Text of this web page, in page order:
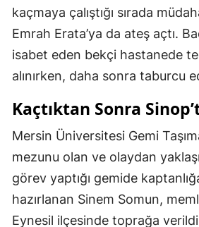
kaçmaya çalıştığı sırada
Emrah Erata’ya da ateş açtı.
isabet eden bekçi hastanede
alınırken, daha sonra taburcu
Kaçtıktan Sonra
Mersin Üniversitesi Gemi
mezunu olan ve olaydan
görev yaptığı gemide
hazırlanan Sinem Somun,
Eynesil ilçesinde toprağa